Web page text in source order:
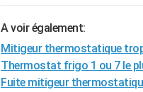
A voir également:
Mitigeur thermostatique
Thermostat frigo 1 ou 7 le
Fuite mitigeur